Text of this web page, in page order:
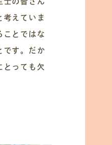
考えていま
ことではな
です。だか
とっても欠